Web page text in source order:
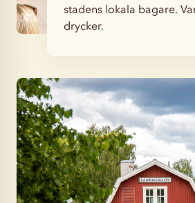
stadens lokala bagare.
drycker.